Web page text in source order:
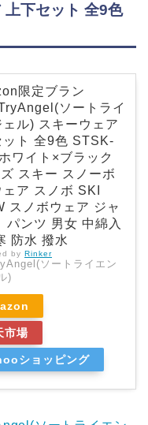
上下セット 全9色
限定ブラン
ソートライ
ェル) スキーウェア
ット 全9色 STSK-
ワイト×ブラック
スキー スノーボ
ア スノボ SKI
スノボウェア ジャ
パンツ 男女 中綿入
防水 撥水
by Rinker
ソートライエン
)
市場
ショッピング